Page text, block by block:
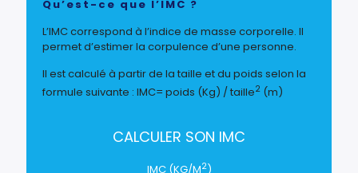
Qu’est-ce que l’IMC ?
L’IMC correspond à l’indice de masse corporelle. Il
permet d’estimer la corpulence d’une personne.
Il est calculé à partir de la taille et du poids selon la
formule suivante : IMC= poids (Kg) / taille2 (m)
CALCULER SON IMC
2